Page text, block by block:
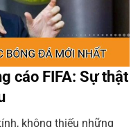
cáo FIFA: Sự thật
không thiếu những